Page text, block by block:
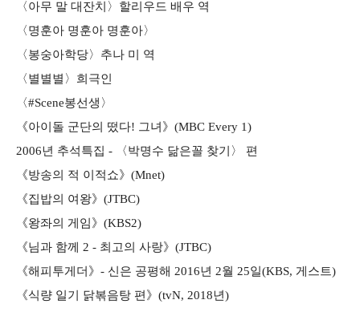
〈아무 말 대잔치〉할리우드 배우 역
〈명훈아 명훈아 명훈아〉
〈봉숭아학당〉추나 미 역
〈별별별〉희극인
〈#Scene봉선생〉
《아이돌 군단의 떴다! 그녀》(MBC Every 1)
2006년 추석특집 - 〈박명수 닮은꼴 찾기〉 편
《방송의 적 이적쇼》(Mnet)
《집밥의 여왕》(JTBC)
《왕좌의 게임》(KBS2)
《님과 함께 2 - 최고의 사랑》(JTBC)
《해피투게더》- 신은 공평해 2016년 2월 25일(KBS, 게스트)
《식량 일기 닭볶음탕 편》(tvN, 2018년)